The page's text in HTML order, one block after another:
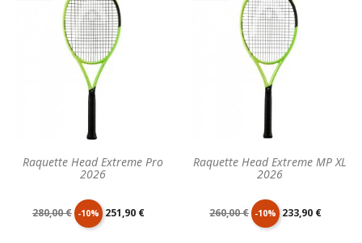
Raquette Head Extreme Pro
2026
Prix
280,00 € -10% Prix
251,90 €
Raquette Head Extreme MP XL
2026
Prix
260,00 € -10% Prix
233,90 €